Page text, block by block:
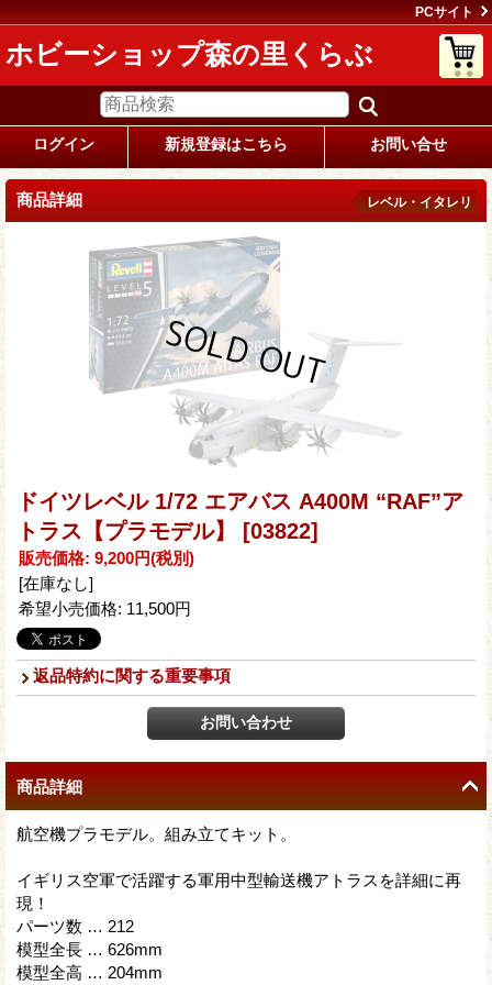
PCサイト
ホビーショップ森の里くらぶ
ログイン 新規登録はこちら お問い合せ
商品詳細 レベル・イタレリ
ドイツレベル 1/72 エアバス A400M “RAF”ア
トラス【プラモデル】 [03822]
販売価格: 9,200円(税別)
[在庫なし]
希望小売価格: 11,500円
返品特約に関する重要事項
商品詳細
航空機プラモデル。組み立てキット。
イギリス空軍で活躍する軍用中型輸送機アトラスを詳細に再
現！
パーツ数 … 212
模型全長 … 626mm
模型全高 … 204mm